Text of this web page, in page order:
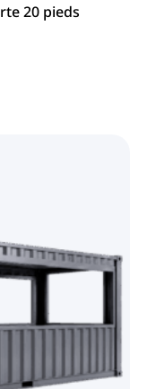
20 pieds